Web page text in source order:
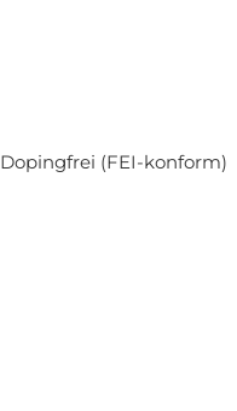
Dopingfrei (FEI-konform)